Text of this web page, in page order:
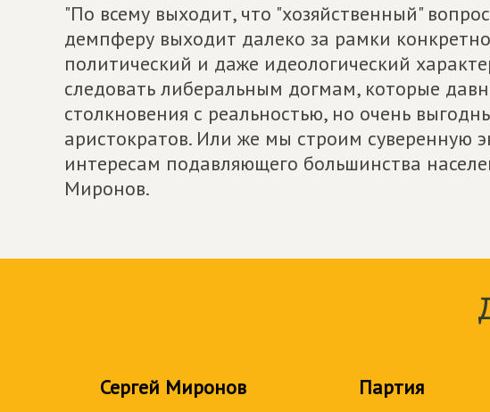
"По всему выходит, что "хозяйственный"
демпферу выходит далеко за рамки
политический и даже идеологический
следовать либеральным догмам, которые
столкновения с реальностью, но очень
аристократов. Или же мы строим суверенную
интересам подавляющего большинства
Миронов.
Сергей Миронов Партия